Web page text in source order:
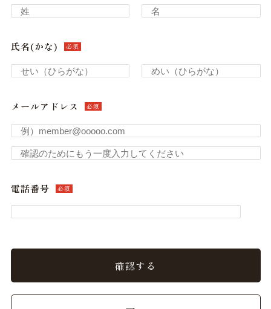
氏名(かな) 必須
メールアドレス 必須
電話番号 必須
確認する